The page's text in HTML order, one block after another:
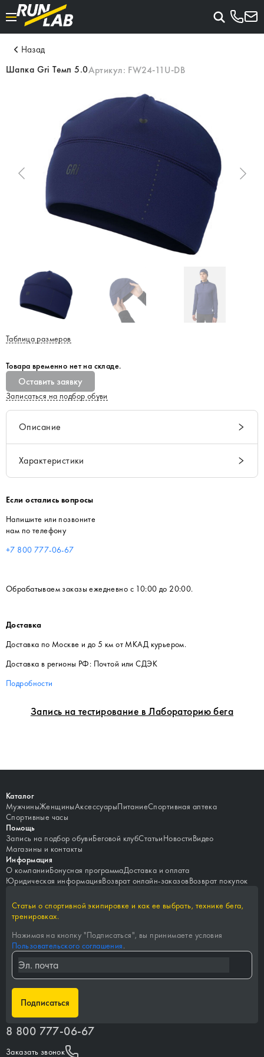
Назад
Шапка Gri Темп 5.0Артикул: FW24-11U-DB
Запись на тестирование в Лабораторию бега
Таблица размеров
Товара временно нет на складе.
Оставить заявку
Записаться на подбор обуви
Описание
Характеристики
Если остались вопросы
Напишите или позвоните
нам по телефону
+7 800 777-06-67
Обрабатываем заказы ежедневно с 10:00 до 20:00.
Доставка
Доставка по Москве и до 5 км от МКАД курьером.
Доставка в регионы РФ: Почтой или СДЭК
Подробности
Каталог
МужчиныЖенщиныАксессуарыПитаниеСпортивная аптека
Спортивные часы
Помощь
Запись на подбор обувиБеговой клубСтатьиНовостиВидео
Магазины и контакты
Информация
О компанииБонусная программаДоставка и оплата
Юридическая информацияВозврат онлайн-заказовВозврат покупок
Статьи о спортивной экипировке и как ее выбрать, технике бега,
тренировках.
Нажимая на кнопку "Подписаться", вы принимаете условия
Пользовательского соглашения.
Подписаться
8 800 777-06-67
Заказать звонок